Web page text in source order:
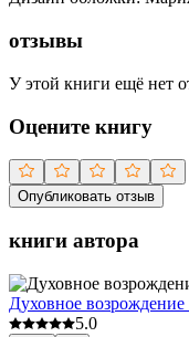
отзывы
У этой книги ещё нет
Оцените книгу
Опубликовать отзыв
книги автора
Духовное возрождение
5.0